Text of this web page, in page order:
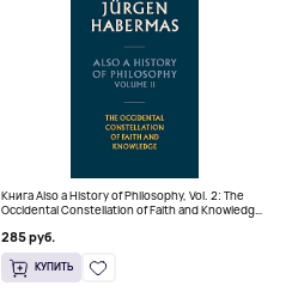
Книга Also a History of Philosophy, Vol. 2: The
Occidental Constellation of Faith and Knowledge
285 руб.
КУПИТЬ